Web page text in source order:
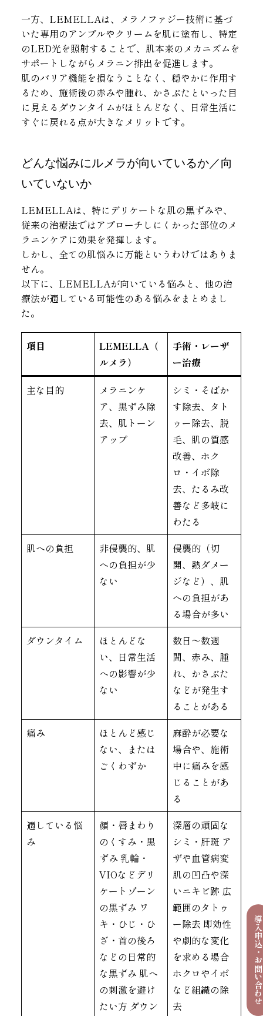
導入申込・
一方、LEMELLAは、メラノファジー技術に基づ
いた専用のアンプルやクリームを肌に塗布し、特定
のLED光を照射することで、肌本来のメカニズムを
サポートしながらメラニン排出を促進します。
肌のバリア機能を損なうことなく、穏やかに作用す
るため、施術後の赤みや腫れ、かさぶたといった目
に見えるダウンタイムがほとんどなく、日常生活に
すぐに戻れる点が大きなメリットです。
どんな悩みにルメラが向いているか／向
いていないか
LEMELLAは、特にデリケートな肌の黒ずみや、
従来の治療法ではアプローチしにくかった部位のメ
ラニンケアに効果を発揮します。
しかし、全ての肌悩みに万能というわけではありま
せん。
以下に、LEMELLAが向いている悩みと、他の治
療法が適している可能性のある悩みをまとめまし
た。
項目
LEMELLA（
ルメラ）
手術・レーザ
ー治療
主な目的
メラニンケ
ア、黒ずみ除
去、肌トーン
アップ
シミ・そばか
す除去、タト
ゥー除去、脱
毛、肌の質感
改善、ホク
ロ・イボ除
去、たるみ改
善など多岐に
わたる
肌への負担
非侵襲的、肌
への負担が少
ない
侵襲的（切
開、熱ダメー
ジなど）、肌
への負担があ
る場合が多い
ダウンタイム
ほとんどな
い、日常生活
への影響が少
ない
数日〜数週
間、赤み、腫
れ、かさぶた
などが発生す
ることがある
痛み
ほとんど感じ
ない、または
ごくわずか
麻酔が必要な
場合や、施術
中に痛みを感
じることがあ
る
適している悩
み
顔・唇まわり
のくすみ・黒
ずみ 乳輪・
VIOなどデリ
ケートゾーン
の黒ずみ ワ
キ・ひじ・ひ
ざ・首の後ろ
などの日常的
な黒ずみ 肌へ
の刺激を避け
たい方 ダウン
深層の頑固な
シミ・肝斑 ア
ザや血管病変
肌の凹凸や深
いニキビ跡 広
範囲のタトゥ
ー除去 即効性
や劇的な変化
を求める場合
ホクロやイボ
など組織の除
去